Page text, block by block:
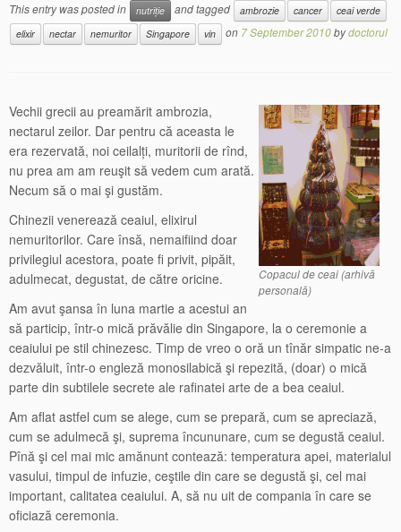
This entry was posted in nutriție and tagged ambrozie cancer
ceai verde
elixir
nectar nemuritor Singapore vin on 7 September 2010bydoctorul
Copacul de ceai (arhivă
personală)
Vechii grecii au preamărit ambrozia,
nectarul zeilor. Dar pentru că aceasta le
era rezervată, noi ceilalți, muritorii de rînd,
nu prea am am reuşit să vedem cum arată.
Necum să o mai şi gustăm.
Chinezii venerează ceaiul, elixirul
nemuritorilor. Care însă, nemaifiind doar
privilegiul acestora, poate fi privit, pipăit,
adulmecat, degustat, de către oricine.
Am avut şansa în luna martie a acestui an
să particip, într-o mică prăvălie din Singapore, la o ceremonie a
ceaiului pe stil chinezesc. Timp de vreo o oră un tînăr simpatic ne-a
dezvăluit, într-o engleză monosilabică şi repezită, (doar) o mică
parte din subtilele secrete ale rafinatei arte de a bea ceaiul.
Am aflat astfel cum se alege, cum se prepară, cum se apreciază,
cum se adulmecă şi, suprema încununare, cum se degustă ceaiul.
Pînă şi cel mai mic amănunt contează: temperatura apei, materialul
vasului, timpul de infuzie, ceştile din care se degustă şi, cel mai
important, calitatea ceaiului. A, să nu uit de compania în care se
oficiază ceremonia.